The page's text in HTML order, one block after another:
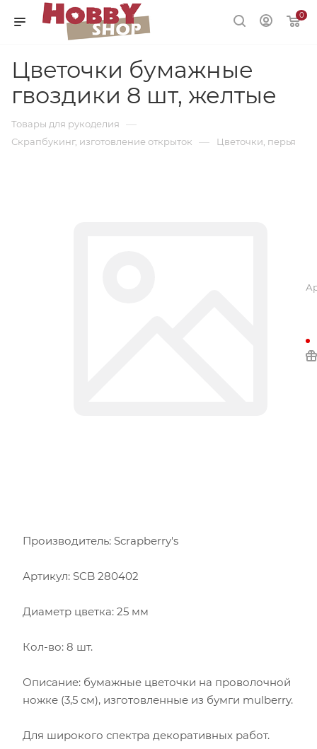
0
Цветочки бумажные
гвоздики 8 шт, желтые
Товары для рукоделия —
Скрапбукинг, изготовление открыток — Цветочки, перья
Производитель: Scrapberry's
Артикул: SCB 280402
Диаметр цветка: 25 мм
Кол-во: 8 шт.
Описание: бумажные цветочки на проволочной
ножке (3,5 см), изготовленные из бумги mulberry.
Для широкого спектра декоративных работ.